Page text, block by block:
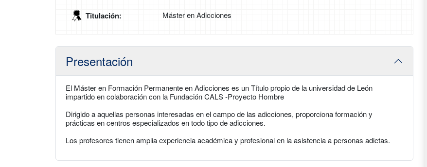
Titulación: Máster en Adicciones
Presentación
El Máster en Formación Permanente en Adicciones es un Título propio de la universidad de León
impartido en colaboración con la Fundación CALS -Proyecto Hombre
Dirigido a aquellas personas interesadas en el campo de las adicciones, proporciona formación y
prácticas en centros especializados en todo tipo de adicciones.
Los profesores tienen amplia experiencia académica y profesional en la asistencia a personas adictas.